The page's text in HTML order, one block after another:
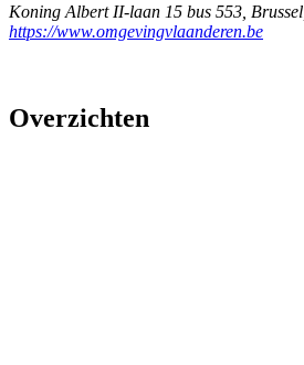
Koning Albert II-laan 15 bus 553 Brussel
https://www.omgevingvlaanderen.be
Overzichten